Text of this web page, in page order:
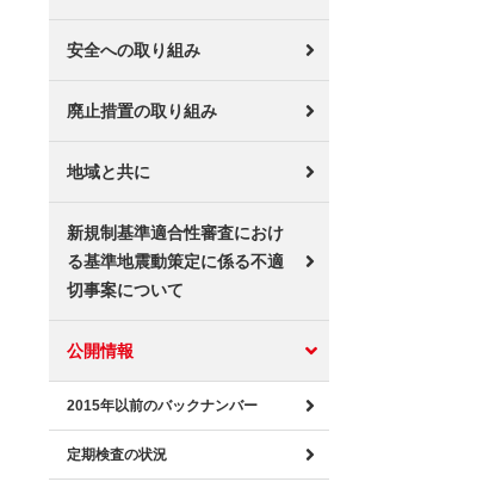
安全への取り組み
廃止措置の取り組み
地域と共に
新規制基準適合性審査におけ
る基準地震動策定に係る不適
切事案について
公開情報
2015年以前のバックナンバー
定期検査の状況